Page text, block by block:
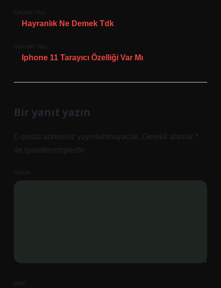
Önceki Yazı
Hayranlık Ne Demek Tdk
Sonraki Yazı
Iphone 11 Tarayıcı Özelliği Var Mı
Bir yanıt yazın
E-posta adresiniz yayınlanmayacak. Gerekli alanlar *
ile işaretlenmişlerdir
Yorum
İsim*